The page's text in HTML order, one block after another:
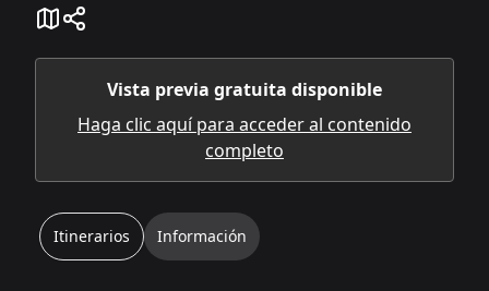
El Panteón es uno de los lugares más fascinantes de
¡Hola chicos! Este itinerario está dedicado al
Vista previa gratuita disponible
Haga clic aquí para acceder al contenido
completo
Itinerarios Información